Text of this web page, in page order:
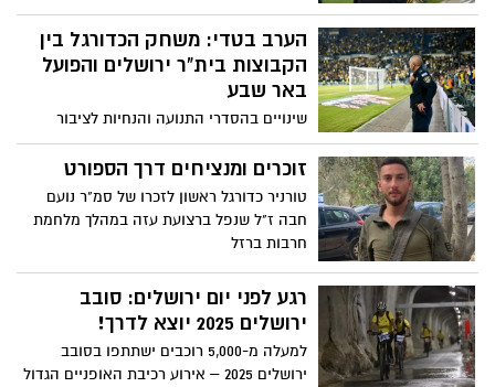
הסדר טופלו על ידי שוטרי מחוז ירושלים.
בתוך כך, עוכב נהג רכב שפגע באוהד בסמוך
לאצטדיון
הערב בטדי: משחק הכדורגל בין
הקבוצות בית"ר ירושלים והפועל
באר שבע
שינויים בהסדרי התנועה והנחיות לציבור
לקראת משחק הכדורגל באצטדיון טדי, היום
בשעה 20:30
זוכרים ומנציחים דרך הספורט
טורניר כדורגל ראשון לזכרו של סמ"ר נועם
חבה ז"ל שנפל ברצועת עזה במהלך מלחמת
חרבות ברזל
רגע לפני יום ירושלים: סובב
ירושלים 2025 יוצא לדרך!
למעלה מ-5,000 רוכבים ישתתפו בסובב
ירושלים 2025 – אירוע רכיבת האופניים הגדול